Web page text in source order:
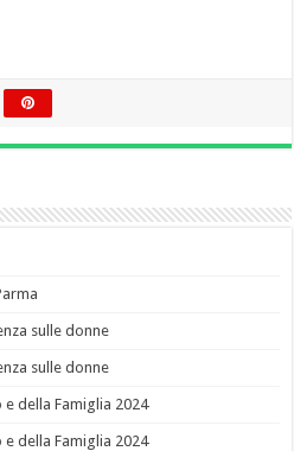
sulle donne
sulle donne
della Famiglia 2024
della Famiglia 2024